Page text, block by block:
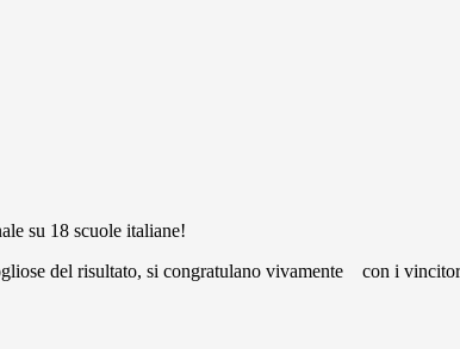
su 18 scuole italiane!
del risultato, si congratulano vivamente con i